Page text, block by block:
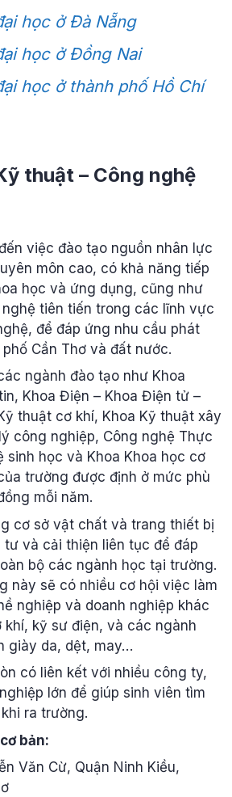
học ở Đà Nẵng
học ở Đồng Nai
học ở thành phố Hồ Chí
thuật – Công nghệ
việc đào tạo nguồn nhân lực
môn cao, có khả năng tiếp
học và ứng dụng, cũng như
tiên tiến trong các lĩnh vực
để đáp ứng nhu cầu phát
Cần Thơ và đất nước.
ngành đào tạo như Khoa
Khoa Điện – Khoa Điện tử –
thuật cơ khí, Khoa Kỹ thuật xây
công nghiệp, Công nghệ Thực
sinh học và Khoa Khoa học cơ
trường được định ở mức phù
mỗi năm.
cơ sở vật chất và trang thiết bị
tư và cải thiện liên tục để đáp
bộ các ngành học tại trường.
này sẽ có nhiều cơ hội việc làm
nghiệp và doanh nghiệp khác
khí, kỹ sư điện, và các ngành
giày da, dệt, may…
có liên kết với nhiều công ty,
lớn để giúp sinh viên tìm
ra trường.
bản:
Văn Cừ, Quận Ninh Kiều,